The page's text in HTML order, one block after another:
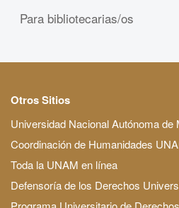
Para bibliotecarias/os
Otros Sitios
Universidad Nacional Autónoma de
Coordinación de Humanidades
Toda la UNAM en línea
Defensoría de los Derechos